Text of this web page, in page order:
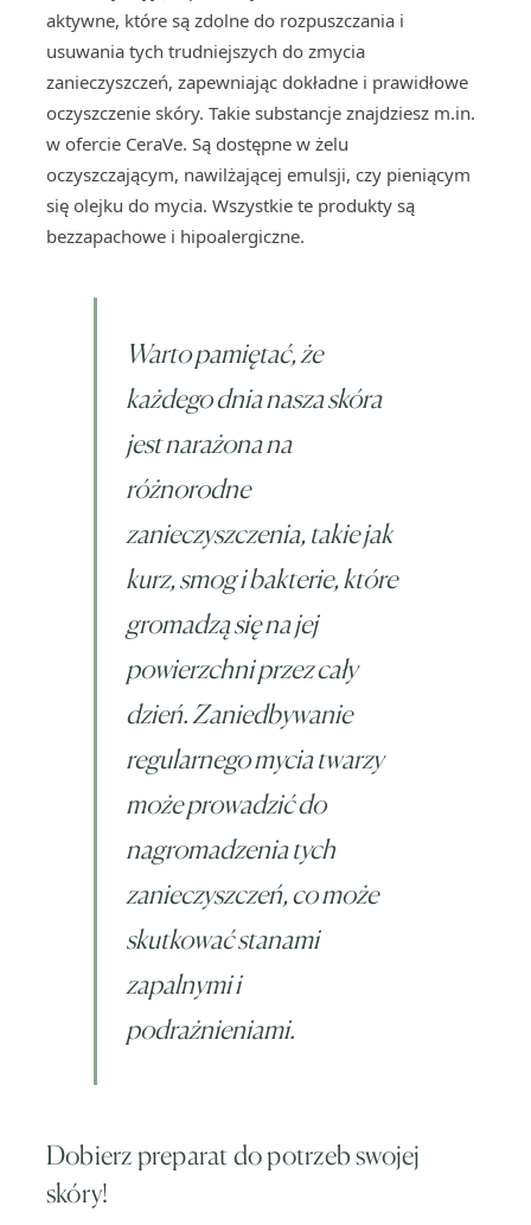
aktywne, które są zdolne do rozpuszczania i
usuwania tych trudniejszych do zmycia
zanieczyszczeń, zapewniając dokładne i prawidłowe
oczyszczenie skóry. Takie substancje znajdziesz m.in.
w ofercie CeraVe. Są dostępne w żelu
oczyszczającym, nawilżającej emulsji, czy pieniącym
się olejku do mycia. Wszystkie te produkty są
bezzapachowe i hipoalergiczne.
Warto pamiętać, że
każdego dnia nasza skóra
jest narażona na
różnorodne
zanieczyszczenia, takie jak
kurz, smog i bakterie, które
gromadzą się na jej
powierzchni przez cały
dzień. Zaniedbywanie
regularnego mycia twarzy
może prowadzić do
nagromadzenia tych
zanieczyszczeń, co może
skutkować stanami
zapalnymi i
podrażnieniami.
Dobierz preparat do potrzeb swojej
skóry!